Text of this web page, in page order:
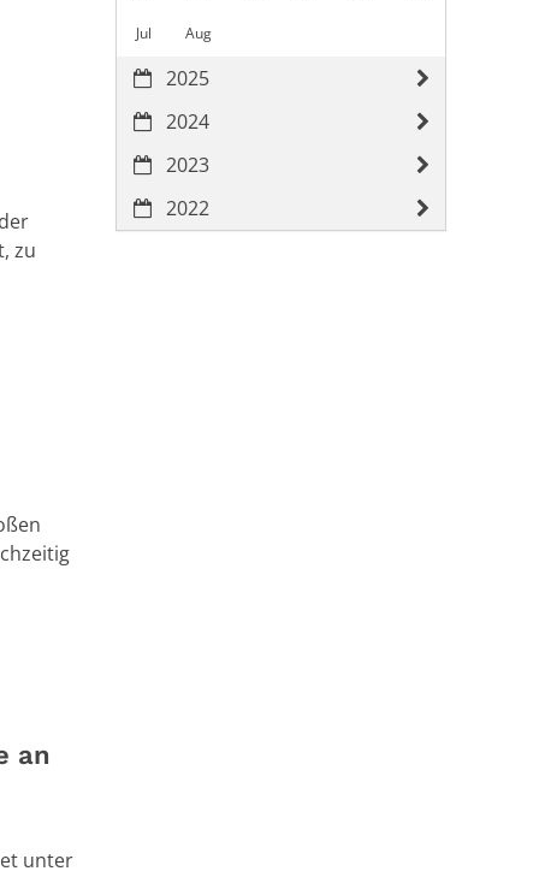
zu
an
unter
Jul Aug
2025
2024
2023
2022